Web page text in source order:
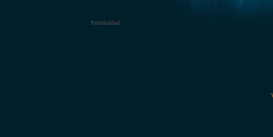
Publicidad